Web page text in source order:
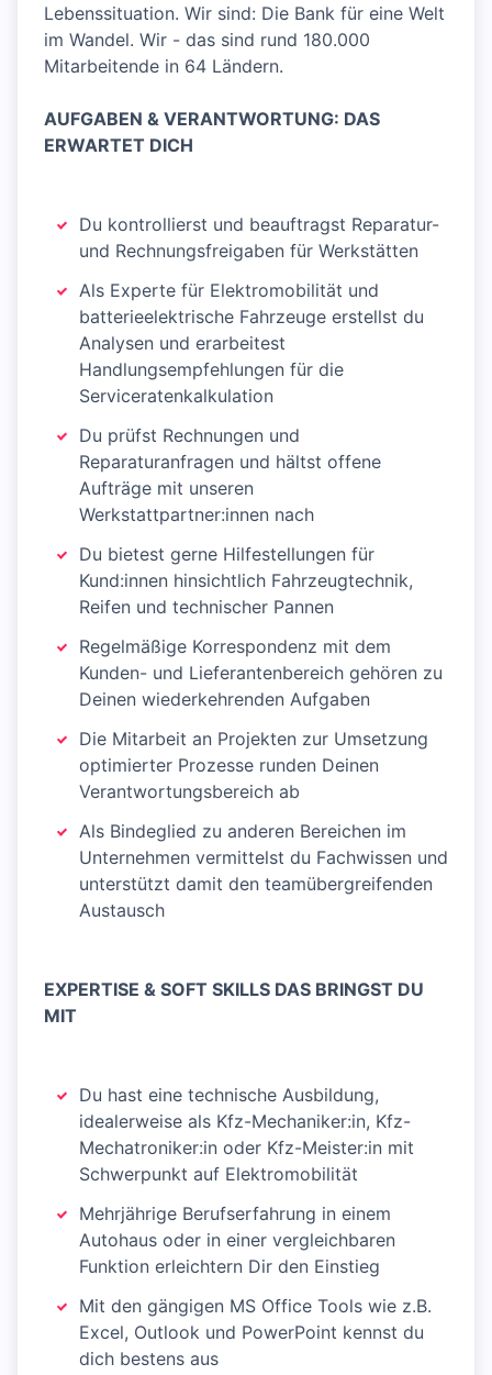
Lebenssituation. Wir sind: Die Bank für eine Welt
im Wandel. Wir - das sind rund 180.000
Mitarbeitende in 64 Ländern.
AUFGABEN & VERANTWORTUNG: DAS
ERWARTET DICH
Du kontrollierst und beauftragst Reparatur-
und Rechnungsfreigaben für Werkstätten
Als Experte für Elektromobilität und
batterieelektrische Fahrzeuge erstellst du
Analysen und erarbeitest
Handlungsempfehlungen für die
Serviceratenkalkulation
Du prüfst Rechnungen und
Reparaturanfragen und hältst offene
Aufträge mit unseren
Werkstattpartner:innen nach
Du bietest gerne Hilfestellungen für
Kund:innen hinsichtlich Fahrzeugtechnik,
Reifen und technischer Pannen
Regelmäßige Korrespondenz mit dem
Kunden- und Lieferantenbereich gehören zu
Deinen wiederkehrenden Aufgaben
Die Mitarbeit an Projekten zur Umsetzung
optimierter Prozesse runden Deinen
Verantwortungsbereich ab
Als Bindeglied zu anderen Bereichen im
Unternehmen vermittelst du Fachwissen und
unterstützt damit den teamübergreifenden
Austausch
EXPERTISE & SOFT SKILLS DAS BRINGST DU
MIT
Du hast eine technische Ausbildung,
idealerweise als Kfz-Mechaniker:in, Kfz-
Mechatroniker:in oder Kfz-Meister:in mit
Schwerpunkt auf Elektromobilität
Mehrjährige Berufserfahrung in einem
Autohaus oder in einer vergleichbaren
Funktion erleichtern Dir den Einstieg
Mit den gängigen MS Office Tools wie z.B.
Excel, Outlook und PowerPoint kennst du
dich bestens aus